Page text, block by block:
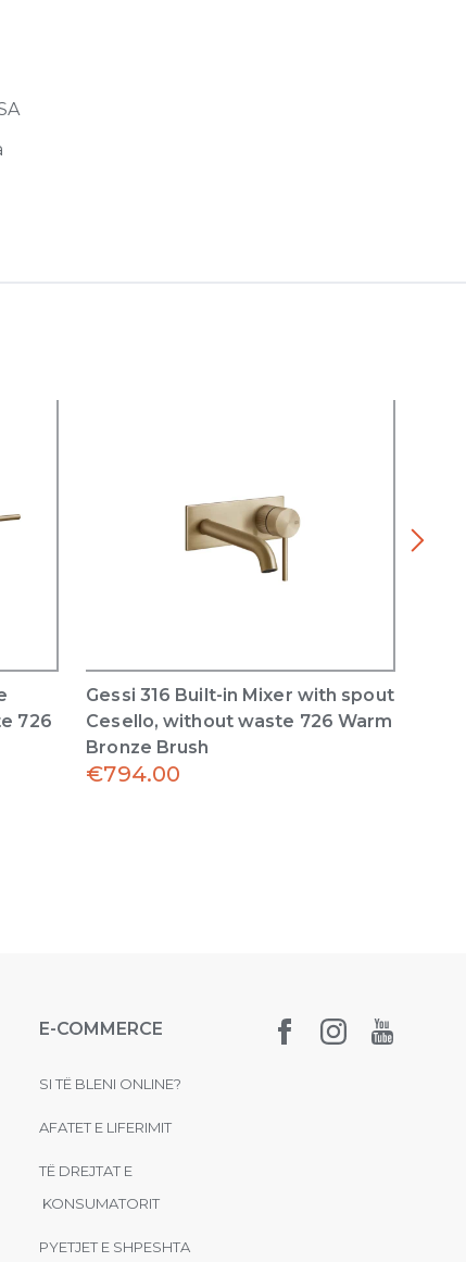
726
Gessi 316 Built-in Mixer with spout
Cesello, without waste 726 Warm
Bronze Brush
€794.00
E-COMMERCE
SI TË BLENI ONLINE?
AFATET E LIFERIMIT
TË DREJTAT E
KONSUMATORIT
PYETJET E SHPESHTA